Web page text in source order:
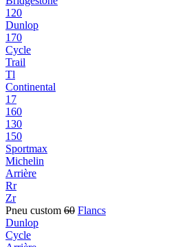
120
Dunlop
170
Cycle
Trail
Tl
Continental
17
160
130
150
Sportmax
Michelin
Arrière
Rr
Zr
Pneu custom 60 Flancs
Dunlop
Cycle